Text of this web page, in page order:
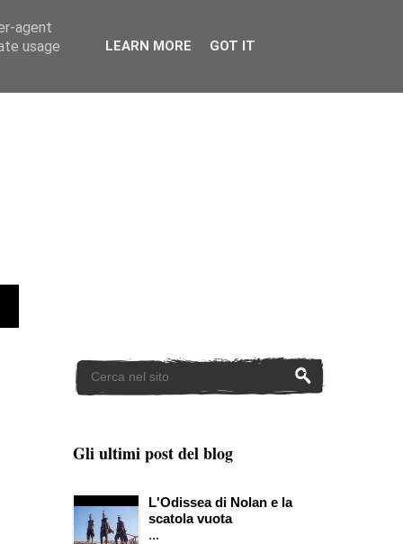
Gli ultimi post del blog
L'Odissea di Nolan e la
scatola vuota
...
agent
usage
LEARN MORE GOT IT